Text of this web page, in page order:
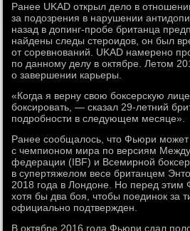
Ранее UKAD открыл дело в
за подозрения в нарушении
назад в допинг-пробе британца
найдены следы стероидов, он был
от соревнований. UKAD намерено
по данному делу в октябре. Летом
о завершении карьеры.
«Когда я верну свою боксерскую
боксировать, — сказал 29-летний
подробности в следующем месяце».
Ранее сообщалось, что Фьюри может
с чемпионом мира по версиям
федерации (IBF) и Всемирной
в супертяжелом весе британцем
2018 года в Лондоне. Но перед этим
хотя бы два боя, чтобы поединок за
официально подтвержден.
В октябре 2016 года Фьюри сдал